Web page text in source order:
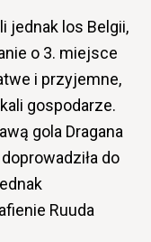
jednak los Belgii,
o 3. miejsce
i przyjemne,
gospodarze.
gola Dragana
do
Ruuda